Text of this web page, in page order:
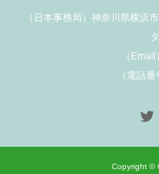
（日本事務局）神奈川県横浜
（
（電話
Copyright ©